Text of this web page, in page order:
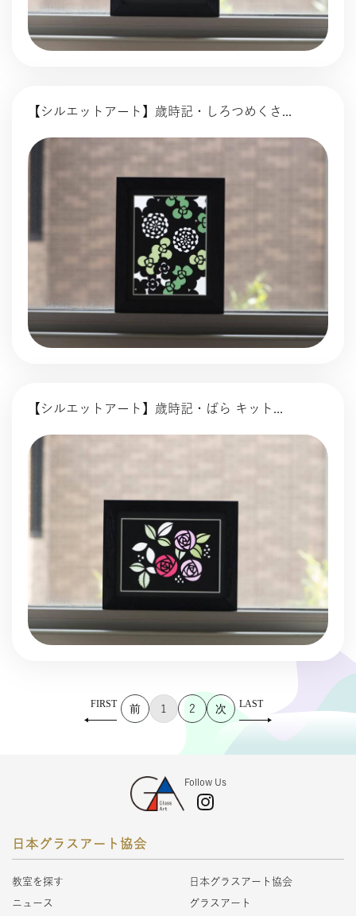
【シルエットアート】歳時記・しろつめくさ...
【シルエットアート】歳時記・ばら キット...
1 2
Follow Us
日本グラスアート協会
教室を探す
ニュース
日本グラスアート協会
グラスアート